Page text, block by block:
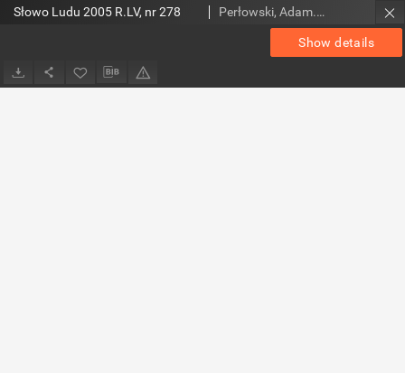
Show details
Słowo Ludu 2005 R.LV, nr 278 Perłowski, Adam. Red.